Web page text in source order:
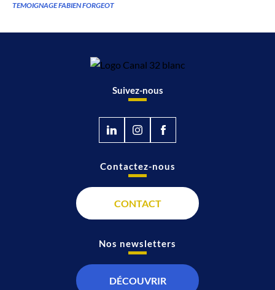
TEMOIGNAGE FABIEN FORGEOT
Suivez-nous
Contactez-nous
CONTACT
Nos newsletters
DÉCOUVRIR